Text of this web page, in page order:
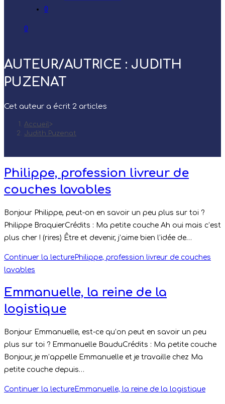
0
0
AUTEUR/AUTRICE : JUDITH
PUZENAT
Cet auteur a écrit 2 articles
Accueil >
Judith Puzenat
Philippe, profession livreur de
couches lavables
Bonjour Philippe, peut-on en savoir un peu plus sur toi ?
Philippe BraquierCrédits : Ma petite couche Ah oui mais c’est
plus cher ! (rires) Être et devenir, j’aime bien l’idée de…
Continuer la lecture Philippe, profession livreur de couches
lavables
Emmanuelle, la reine de la
logistique
Bonjour Emmanuelle, est-ce qu’on peut en savoir un peu
plus sur toi ? Emmanuelle BauduCrédits : Ma petite couche
Bonjour, je m’appelle Emmanuelle et je travaille chez Ma
petite couche depuis…
Continuer la lecture Emmanuelle, la reine de la logistique